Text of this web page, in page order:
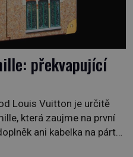
překvapující
Louis Vuitton je určitě
která zaujme na první
ani kabelka na párty,